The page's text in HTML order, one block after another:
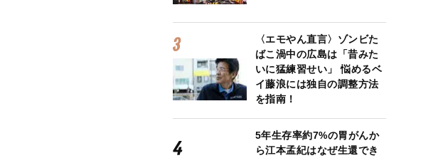
〈エモやん直言〉ゾンビた
ばこ渦中の広島は「昔みた
いに猛練習せい」 悩めるベ
イ藤浪には独自の調整方法
を指南！
5年生存率約7%の胃がんか
ら江本孟紀はなぜ生還でき